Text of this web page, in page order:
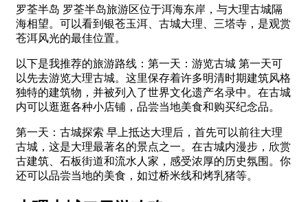
罗荃半岛 罗荃半岛旅游区位于洱海东岸，与大理古城隔
海相望。可以看到银苍玉洱、古城大理、三塔寺，是观赏
苍洱风光的最佳位置。
以下是我推荐的旅游路线：第一天：游览古城 第一天可
以先去游览大理古城。这里保存着许多明清时期建筑风格
独特的建筑物，并被列入了世界文化遗产名录中。在古城
内可以逛逛各种小店铺，品尝当地美食和购买纪念品。
第一天：古城探索 早上抵达大理后，首先可以前往大理
古城，这是大理最著名的景点之一。在古城内漫步，欣赏
古建筑、石板街道和流水人家，感受浓厚的历史氛围。你
还可以品尝当地的美食，如过桥米线和烤乳猪等。